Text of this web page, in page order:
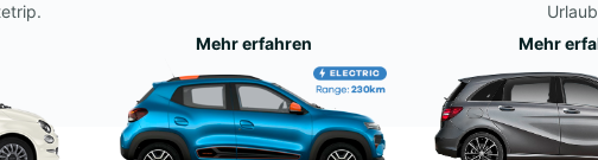
Mehr erfahren
Mehr